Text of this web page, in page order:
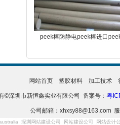
peek棒防静电peek棒进口
网站首页 塑胶材料 加工技术
©深圳市新恒鑫实业有限公司 备案号： 粤
公司邮箱：xhxsy88@163.com
深圳网站建设公司 网站建设公司
网站设计